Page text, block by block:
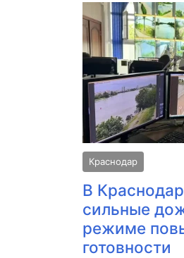
Краснодар
В
сильные
режиме
готовности